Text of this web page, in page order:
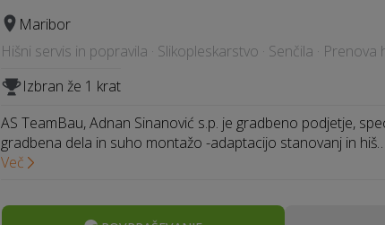
Maribor
Hišni servis in popravila · Slikopleskarstvo · Senčila · Prenova
Izbran že 1 krat
AS TeamBau, Adnan Sinanović s.p. je gradbeno podjetje,
gradbena dela in suho montažo -adaptacijo stanovanj in hiš…
Več